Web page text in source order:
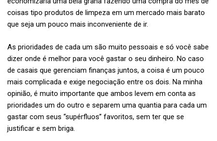
coisas tipo produtos de limpeza em um mercado mais barato
que seja um pouco mais inconveniente de ir.
As prioridades de cada um são muito pessoais e só você sabe
dizer onde é melhor para você gastar o seu dinheiro. No caso
de casais que gerenciam finanças juntos, a coisa é um pouco
mais complicada e exige negociação entre os dois. Na minha
opinião, é muito importante que ambos levem em conta as
prioridades um do outro e separem uma quantia para cada um
gastar com seus “supérfluos” favoritos, sem ter que se
justificar e sem briga.